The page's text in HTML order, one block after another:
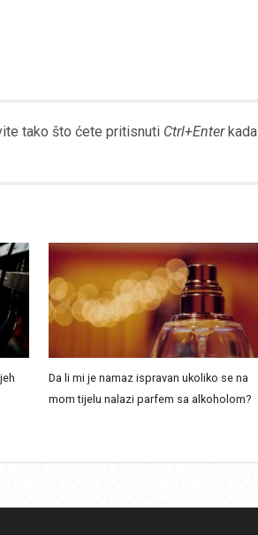
tako što ćete pritisnuti Ctrl+Enterkada
Da li mi je namaz ispravan ukoliko se na
mom tijelu nalazi parfem sa alkoholom?